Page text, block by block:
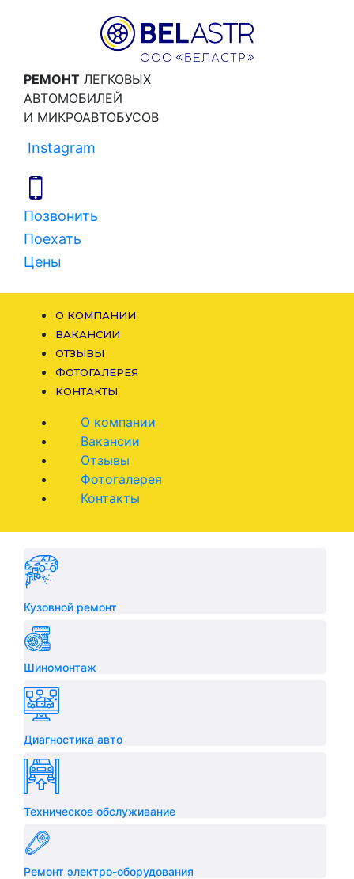
РЕМОНТ ЛЕГКОВЫХ
АВТОМОБИЛЕЙ
И МИКРОАВТОБУСОВ
Instagram
Позвонить
Поехать
Цены
О КОМПАНИИ
ВАКАНСИИ
ОТЗЫВЫ
ФОТОГАЛЕРЕЯ
КОНТАКТЫ
О компании
Вакансии
Отзывы
Фотогалерея
Контакты
Кузовной ремонт
Шиномонтаж
Диагностика авто
Техническое обслуживание
Ремонт электро-оборудования